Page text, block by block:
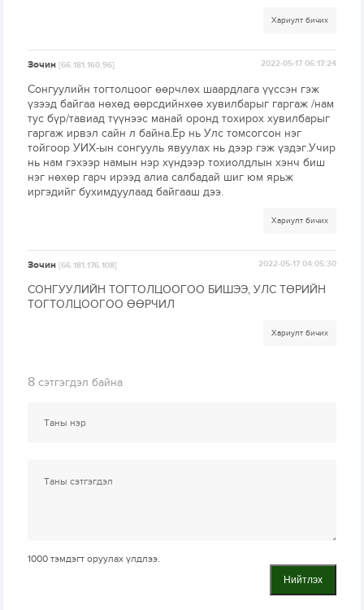
Хариулт бичих
Зочин[66.181.160.96] 2022-05-17 06:17:24
Сонгуулийн тогтолцоог өөрчлөх шаардлага үүссэн гэж
үзээд байгаа нөхөд өөрсдийнхөө хувилбарыг гаргаж /нам
тус бүр/тавиад түүнээс манай оронд тохирох хувилбарыг
гаргаж ирвэл сайн л байна.Ер нь Улс томсогсон нэг
тойгоор УИХ-ын сонгууль явуулах нь дээр гэж үздэг.Учир
нь нам гэхээр намын нэр хүндээр тохиолдлын хэнч биш
нэг нөхөр гарч ирээд алиа салбадай шиг юм ярьж
иргэдийг бухимдуулаад байгааш дээ.
Хариулт бичих
Зочин[66.181.176.108] 2022-05-17 04:05:30
СОНГУУЛИЙН ТОГТОЛЦООГОО БИШЭЭ, УЛС ТӨРИЙН
ТОГТОЛЦООГОО ӨӨРЧИЛ
Хариулт бичих
8 сэтгэгдэл байна
1000 тэмдэгт оруулах үлдлээ.
Нийтлэх